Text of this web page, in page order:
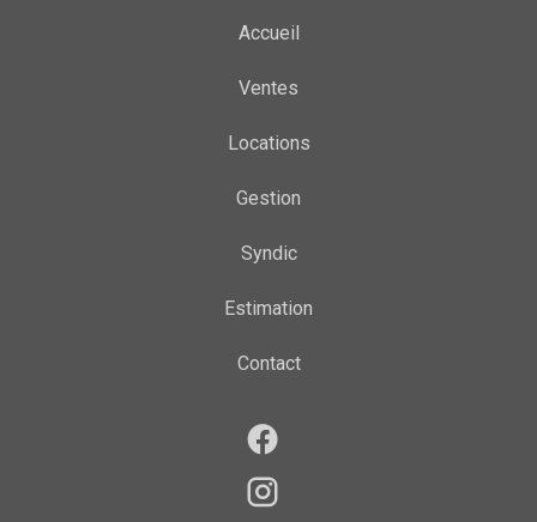
Accueil
Ventes
Locations
Gestion
Syndic
Estimation
Contact